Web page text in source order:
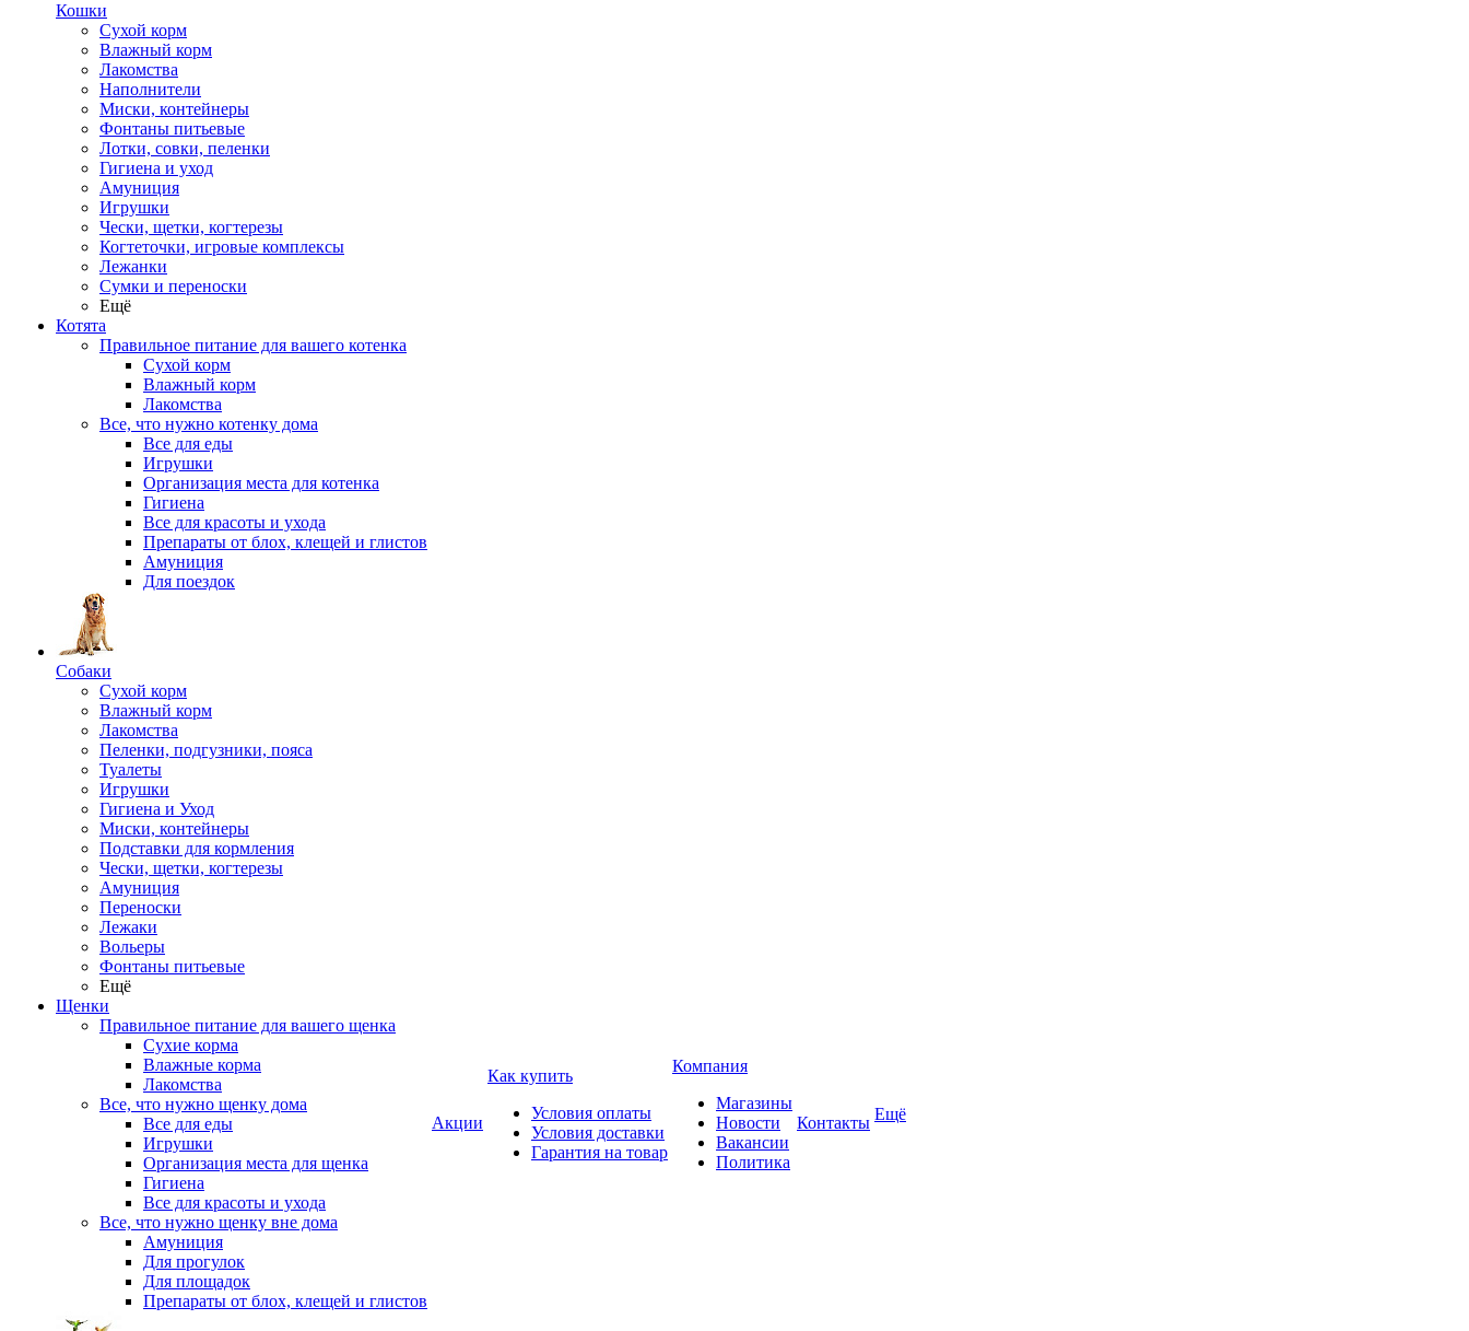
Кошки
Сухой корм
Влажный корм
Лакомства
Наполнители
Миски, контейнеры
Фонтаны питьевые
Лотки, совки, пеленки
Гигиена и уход
Амуниция
Игрушки
Чески, щетки, когтерезы
Когтеточки, игровые комплексы
Лежанки
Сумки и переноски
Ещё
Котята
Правильное питание для вашего котенка
Сухой корм
Влажный корм
Лакомства
Все, что нужно котенку дома
Все для еды
Игрушки
Организация места для котенка
Гигиена
Все для красоты и ухода
Препараты от блох, клещей и глистов
Амуниция
Для поездок
Собаки
Сухой корм
Влажный корм
Лакомства
Пеленки, подгузники, пояса
Туалеты
Игрушки
Гигиена и Уход
Миски, контейнеры
Подставки для кормления
Чески, щетки, когтерезы
Амуниция
Переноски
Лежаки
Вольеры
Фонтаны питьевые
Ещё
Щенки
Правильное питание для вашего щенка
Сухие корма
Влажные корма
Лакомства
Все, что нужно щенку дома
Все для еды
Игрушки
Организация места для щенка
Гигиена
Все для красоты и ухода
Все, что нужно щенку вне дома
Амуниция
Для прогулок
Для площадок
Препараты от блох, клещей и глистов
Акции
Как купить
Условия оплаты
Условия доставки
Гарантия на товар
Компания
Магазины
Новости
Вакансии
Политика
Контакты Ещё